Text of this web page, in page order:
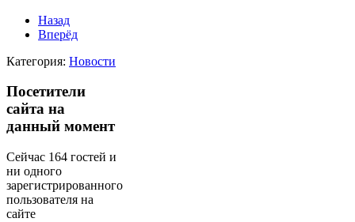
Назад
Вперёд
Категория: Новости
Посетители
сайта на
данный момент
Сейчас 164 гостей и
ни одного
зарегистрированного
пользователя на
сайте